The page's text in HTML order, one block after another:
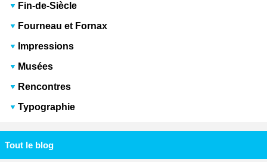
Fin-de-Siècle
Fourneau et Fornax
Impressions
Musées
Rencontres
Typographie
Tout le blog